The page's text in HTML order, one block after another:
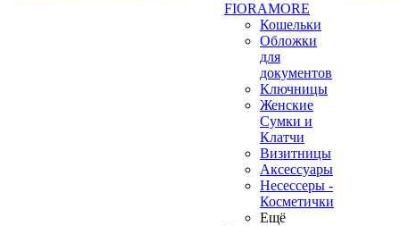
FIORAMORE
Кошельки
Обложки
для
документов
Ключницы
Женские
Сумки и
Клатчи
Визитницы
Аксессуары
Несессеры -
Косметички
Ещё